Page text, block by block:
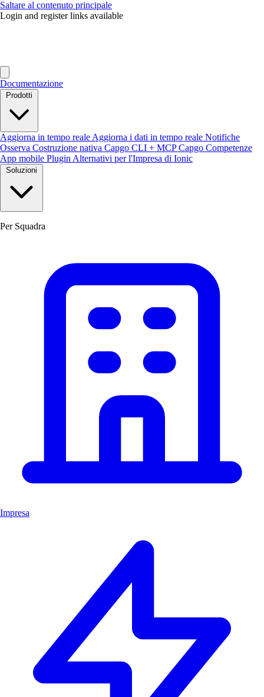
Saltare al contenuto principale
Login and register links available
Documentazione
Prodotti
Aggiorna in tempo reale Aggiorna i dati in tempo reale Notifiche
Osserva Costruzione nativa Capgo CLI + MCPCapgo Competenze
App mobile Plugin Alternativi per l'Impresa di Ionic
Soluzioni
Per Squadra
Impresa